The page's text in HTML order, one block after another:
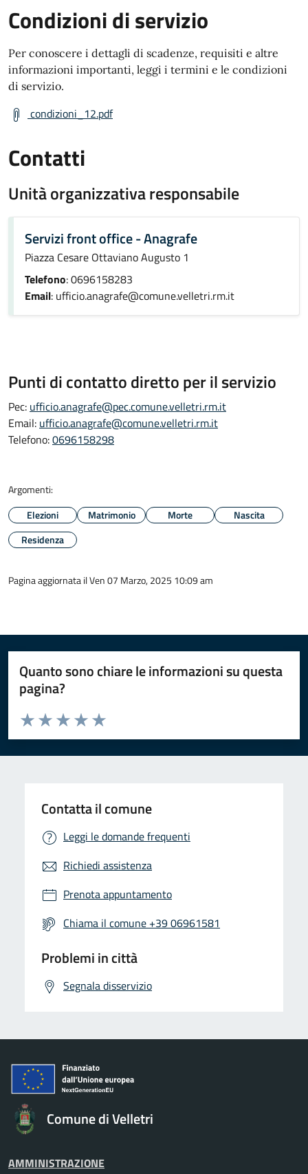
Condizioni di servizio
Per conoscere i dettagli di scadenze, requisiti e altre
informazioni importanti, leggi i termini e le condizioni
di servizio.
condizioni_12.pdf
Contatti
Unità organizzativa responsabile
Servizi front office - Anagrafe
Piazza Cesare Ottaviano Augusto 1
Telefono: 0696158283
Email: ufficio.anagrafe@comune.velletri.rm.it
Punti di contatto diretto per il servizio
Pec: ufficio.anagrafe@pec.comune.velletri.rm.it
Email: ufficio.anagrafe@comune.velletri.rm.it
Telefono:0696158298
Argomenti:
Elezioni
Matrimonio Morte
Nascita
Residenza
Pagina aggiornata il Ven 07 Marzo, 2025 10:09 am
Quanto sono chiare le informazioni su questa
pagina?
Valuta da 1 a 5 stelle la pagina
Valuta 5 stelle su 5
Valuta 4 stelle su 5
Valuta 3 stelle su 5
Valuta 2 stelle su 5
Valuta 1 stelle su 5
Contatta il comune
Leggi le domande frequenti
Richiedi assistenza
Prenota appuntamento
Chiama il comune +39 06961581
Problemi in città
Segnala disservizio
Comune di Velletri
AMMINISTRAZIONE